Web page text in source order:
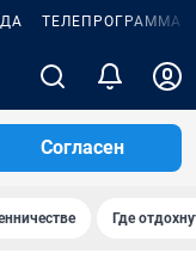
ТЕЛЕПРОГРАММА
Согласен
Где